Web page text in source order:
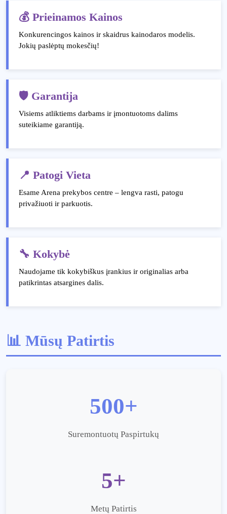
💰 Prieinamos Kainos
Konkurencingos kainos ir skaidrus kainodaros modelis.
Jokių paslėptų mokesčių!
🛡️ Garantija
Visiems atliktiems darbams ir įmontuotoms dalims
suteikiame garantiją.
📍 Patogi Vieta
Esame Arena prekybos centre – lengva rasti, patogu
privažiuoti ir parkuotis.
🔧 Kokybė
Naudojame tik kokybiškus įrankius ir originalias arba
patikrintas atsargines dalis.
📊 Mūsų Patirtis
500+
Suremontuotų Paspirtukų
5+
Metų Patirtis